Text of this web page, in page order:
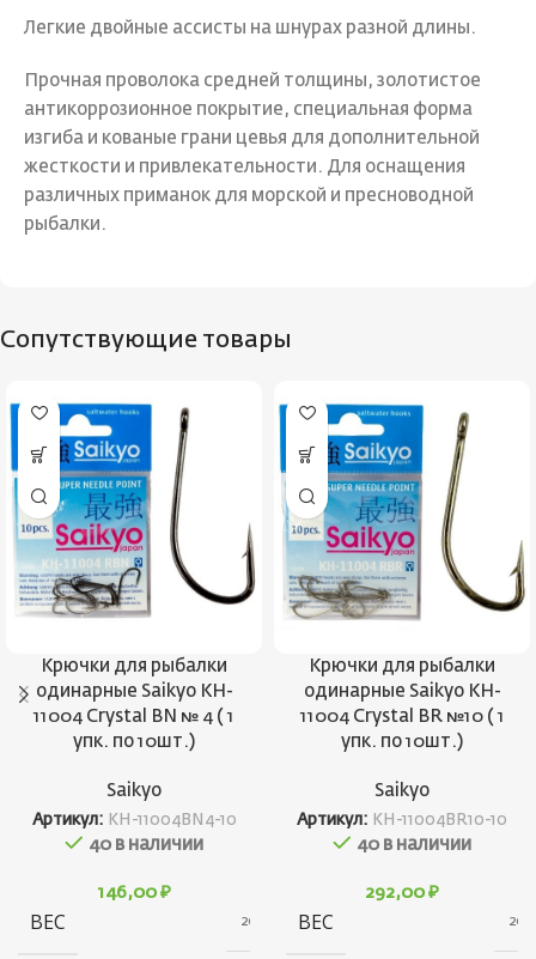
Легкие двойные ассисты на шнурах разной длины.
Прочная проволока средней толщины, золотистое
антикоррозионное покрытие, специальная форма
изгиба и кованые грани цевья для дополнительной
жесткости и привлекательности. Для оснащения
различных приманок для морской и пресноводной
рыбалки.
Сопутствующие товары
Крючки для рыбалки
одинарные Saikyo KH-
11004 Crystal BN № 4 ( 1
упк. по 10шт.)
Saikyo
Артикул: KH-11004BN4-10
40 в наличии
146,00 ₽
ВЕС 20 г
Крючки для рыбалки
одинарные Saikyo KH-
11004 Crystal BR №10 ( 1
упк. по 10шт.)
Saikyo
Артикул: KH-11004BR10-10
40 в наличии
292,00 ₽
ВЕС 20 г